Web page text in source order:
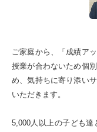
志免町
ご家庭から、「成績ア
授業が合わないため個
め、気持ちに寄り添い
いただきます。
5,000人以上の子ども